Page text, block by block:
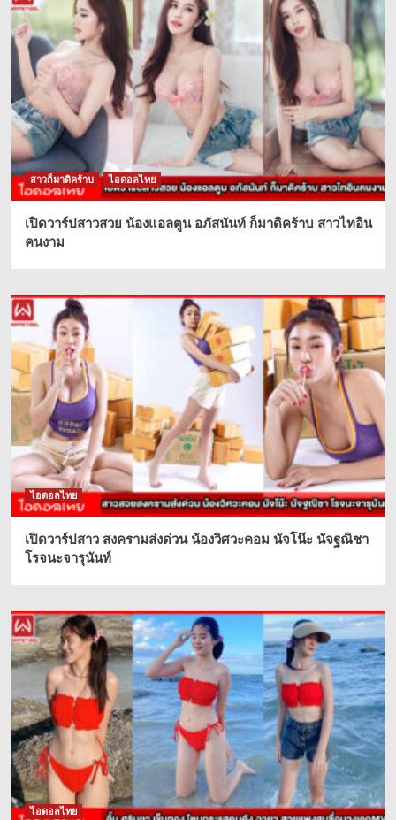
สาวก็มาดิคร้าบ ไอดอลไทย
เปิดวาร์ปสาวสวย น้องแอลตูน อภัสนันท์ ก็มาดิคร้าบ สาวไทอิน
คนงาม
ไอดอลไทย
เปิดวาร์ปสาว สงครามส่งด่วน น้องวิศวะคอม นัจโน๊ะ นัจฐณิชา
โรจนะจารุนันท์
ไอดอลไทย